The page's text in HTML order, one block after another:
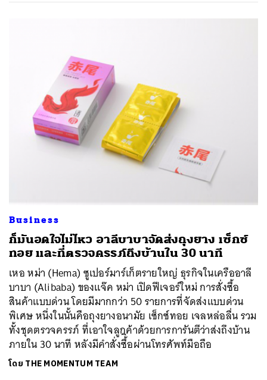
Business
ก็มันอดใจไม่ไหว อาลีบาบาจัดส่งถุงยาง เซ็กซ์
ทอย และที่ตรวจครรภ์ถึงบ้านใน 30 นาที
เหอ หม่า (Hema) ซูเปอร์มาร์เก็ตรายใหญ่ ธุรกิจในเครืออาลี
บาบา (Alibaba) ของแจ๊ค หม่า เปิดฟีเจอร์ใหม่ การสั่งซื้อ
สินค้าแบบด่วน โดยมีมากกว่า 50 รายการที่จัดส่งแบบด่วน
พิเศษ หนึ่งในนั้นคือถุงยางอนามัย เซ็กซ์ทอย เจลหล่อลื่น รวม
ทั้งชุดตรวจครรภ์ ที่เอาใจลูกค้าด้วยการการันตีว่าส่งถึงบ้าน
ภายใน 30 นาที หลังมีคำสั่งซื้ิอผ่านโทรศัพท์มือถือ
โดย THE MOMENTUM TEAM